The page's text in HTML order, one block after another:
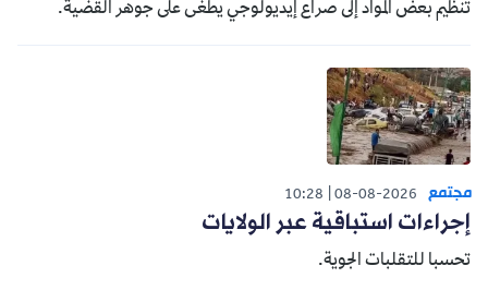
تنظيم بعض المواد إلى صراع إيديولوجي يطغى على جوهر القضية.
مجتمع 08-08-2026
10:28
إجراءات استباقية عبر الولايات
تحسبا للتقلبات الجوية.